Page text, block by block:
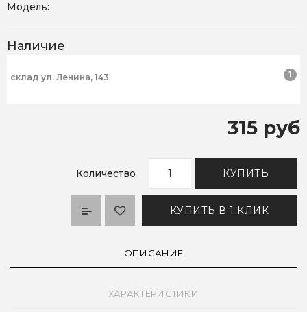
Модель:
Наличие
склад ул. Ленина, 143 1
315 руб
Количество КУПИТЬ
КУПИТЬ В 1 КЛИК
ОПИСАНИЕ
ХАРАКТЕРИСТИКИ